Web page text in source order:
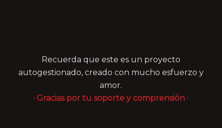
Recuerda que este es un proyecto
autogestionado, creado con mucho esfuerzo y
amor.
· Gracias por tu soporte y comprensión ·